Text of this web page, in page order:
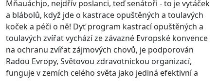
Mňauáchjo, nejdřív poslanci, teď senátoři - to je vytáček
a blábolů, když jde o kastrace opuštěných a toulavých
koček a péči o ně! Dyť program kastrací opuštěných a
toulavých zvířat vychází ze závazné Evropské konvence
na ochranu zvířat zájmových chovů, je podporován
Radou Evropy, Světovou zdravotnickou organizací,
funguje v zemích celého světa jako jediná efektivní a